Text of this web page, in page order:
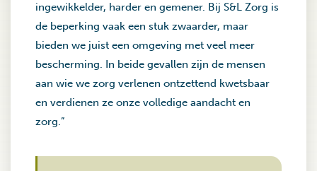
ingewikkelder, harder en gemener. Bij S&L Zorg is
de beperking vaak een stuk zwaarder, maar
bieden we juist een omgeving met veel meer
bescherming. In beide gevallen zijn de mensen
aan wie we zorg verlenen ontzettend kwetsbaar
en verdienen ze onze volledige aandacht en
zorg.”